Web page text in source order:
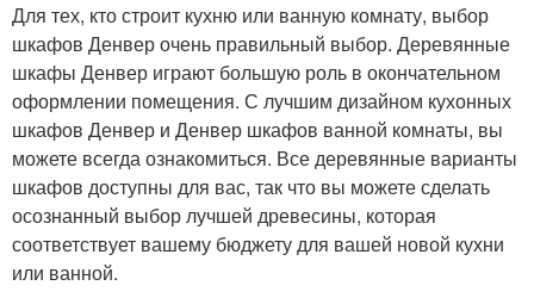
Для тех, кто строит кухню или ванную комнату, выбор
шкафов Денвер очень правильный выбор. Деревянные
шкафы Денвер играют большую роль в окончательном
оформлении помещения. С лучшим дизайном кухонных
шкафов Денвер и Денвер шкафов ванной комнаты, вы
можете всегда ознакомиться. Все деревянные варианты
шкафов доступны для вас, так что вы можете сделать
осознанный выбор лучшей древесины, которая
соответствует вашему бюджету для вашей новой кухни
или ванной.